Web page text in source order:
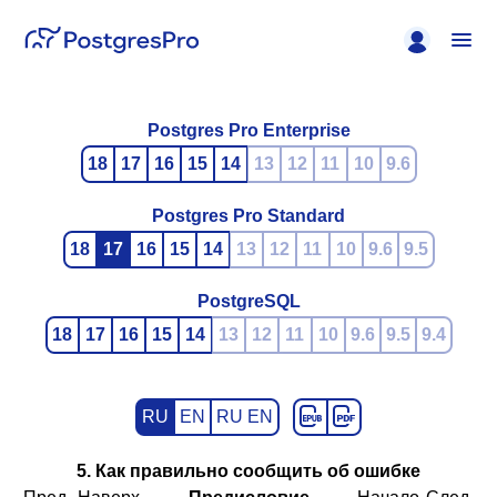
Postgres Pro Enterprise
18
17 16 15 14 13 12 11 10 9.6
Postgres Pro Standard
18
17 16 15 14 13 12 11 10 9.6 9.5
PostgreSQL
18
17 16 15 14 13 12 11 10 9.6 9.5 9.4
RU EN RU EN
5. Как правильно сообщить об ошибке